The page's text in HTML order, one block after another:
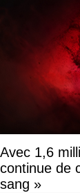
Avec 1,6
continue de
sang »